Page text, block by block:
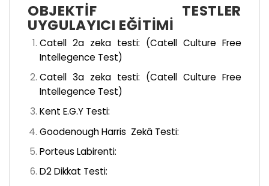
OBJEKTIF TESTLER
UYGULAYICI EĞITIMI
Catell 2a zeka testi: (Catell Culture Free
Intellegence Test)
Catell 3a zeka testi: (Catell Culture Free
Intellegence Test)
Kent E.G.Y Testi:
Goodenough Harris Zekâ Testi:
Porteus Labirenti:
D2 Dikkat Testi: